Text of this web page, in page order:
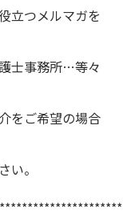
立つメルマガを
士事務所…等々
をご希望の場合
い。